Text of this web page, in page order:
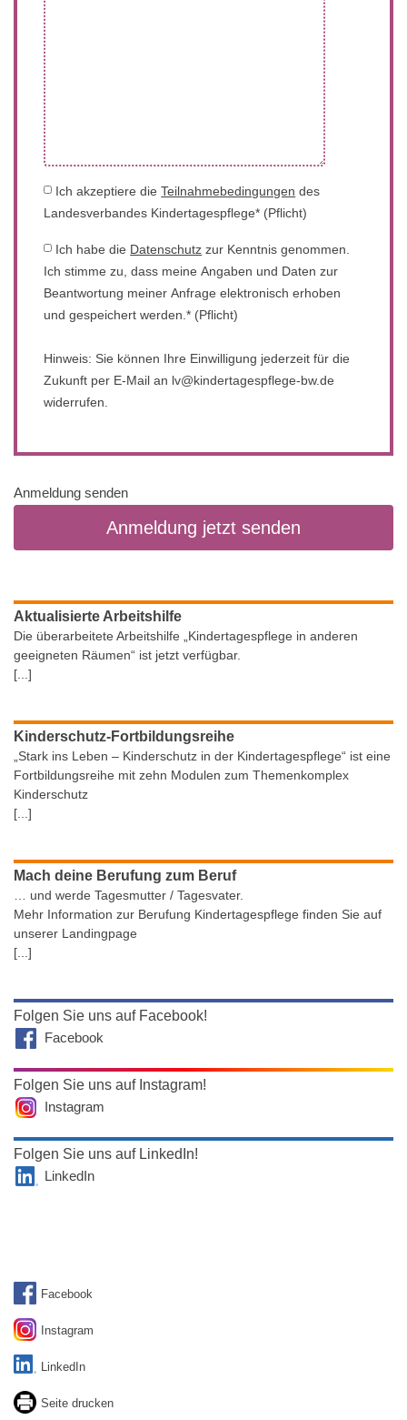
Ich akzeptiere dieTeilnahmebedingungen des
Landesverbandes Kindertagespflege* (Pflicht)
Ich habe die Datenschutz zur Kenntnis genommen.
Ich stimme zu, dass meine Angaben und Daten zur
Beantwortung meiner Anfrage elektronisch erhoben
und gespeichert werden.* (Pflicht)
Hinweis: Sie können Ihre Einwilligung jederzeit für die
Zukunft per E-Mail an lv@kindertagespflege-bw.de
widerrufen.
Anmeldung senden
Aktualisierte Arbeitshilfe
Die überarbeitete Arbeitshilfe „Kindertagespflege in anderen
geeigneten Räumen“ ist jetzt verfügbar.
[...]
Kinderschutz-Fortbildungsreihe
„Stark ins Leben – Kinderschutz in der Kindertagespflege“ ist eine
Fortbildungsreihe mit zehn Modulen zum Themenkomplex
Kinderschutz
[...]
Mach deine Berufung zum Beruf
… und werde Tagesmutter / Tagesvater.
Mehr Information zur Berufung Kindertagespflege finden Sie auf
unserer Landingpage
[...]
Folgen Sie uns auf Facebook!
Facebook
Folgen Sie uns auf Instagram!
Instagram
Folgen Sie uns auf LinkedIn!
LinkedIn
Facebook
Instagram
LinkedIn
Seite drucken